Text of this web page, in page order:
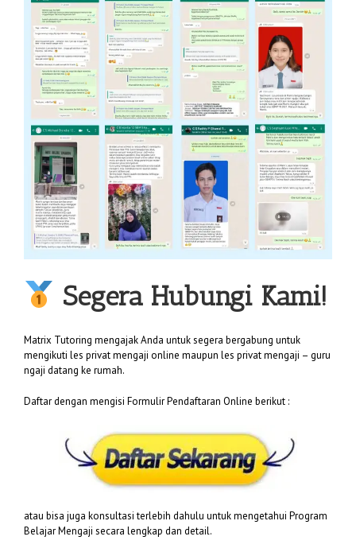
Segera Hubungi Kami!
Matrix Tutoring mengajak Anda untuk segera bergabung untuk
mengikuti les privat mengaji online maupun les privat mengaji – guru
ngaji datang ke rumah.
Daftar dengan mengisi Formulir Pendaftaran Online berikut :
atau bisa juga konsultasi terlebih dahulu untuk mengetahui Program
Belajar Mengaji secara lengkap dan detail.